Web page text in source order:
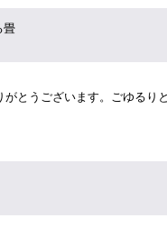
畳
がとうございます。ごゆるり